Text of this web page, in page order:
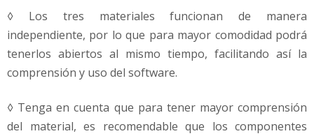
◊ Los tres materiales funcionan de manera
independiente, por lo que para mayor comodidad podrá
tenerlos abiertos al mismo tiempo, facilitando así la
comprensión y uso del software.
◊ Tenga en cuenta que para tener mayor comprensión
del material, es recomendable que los componentes